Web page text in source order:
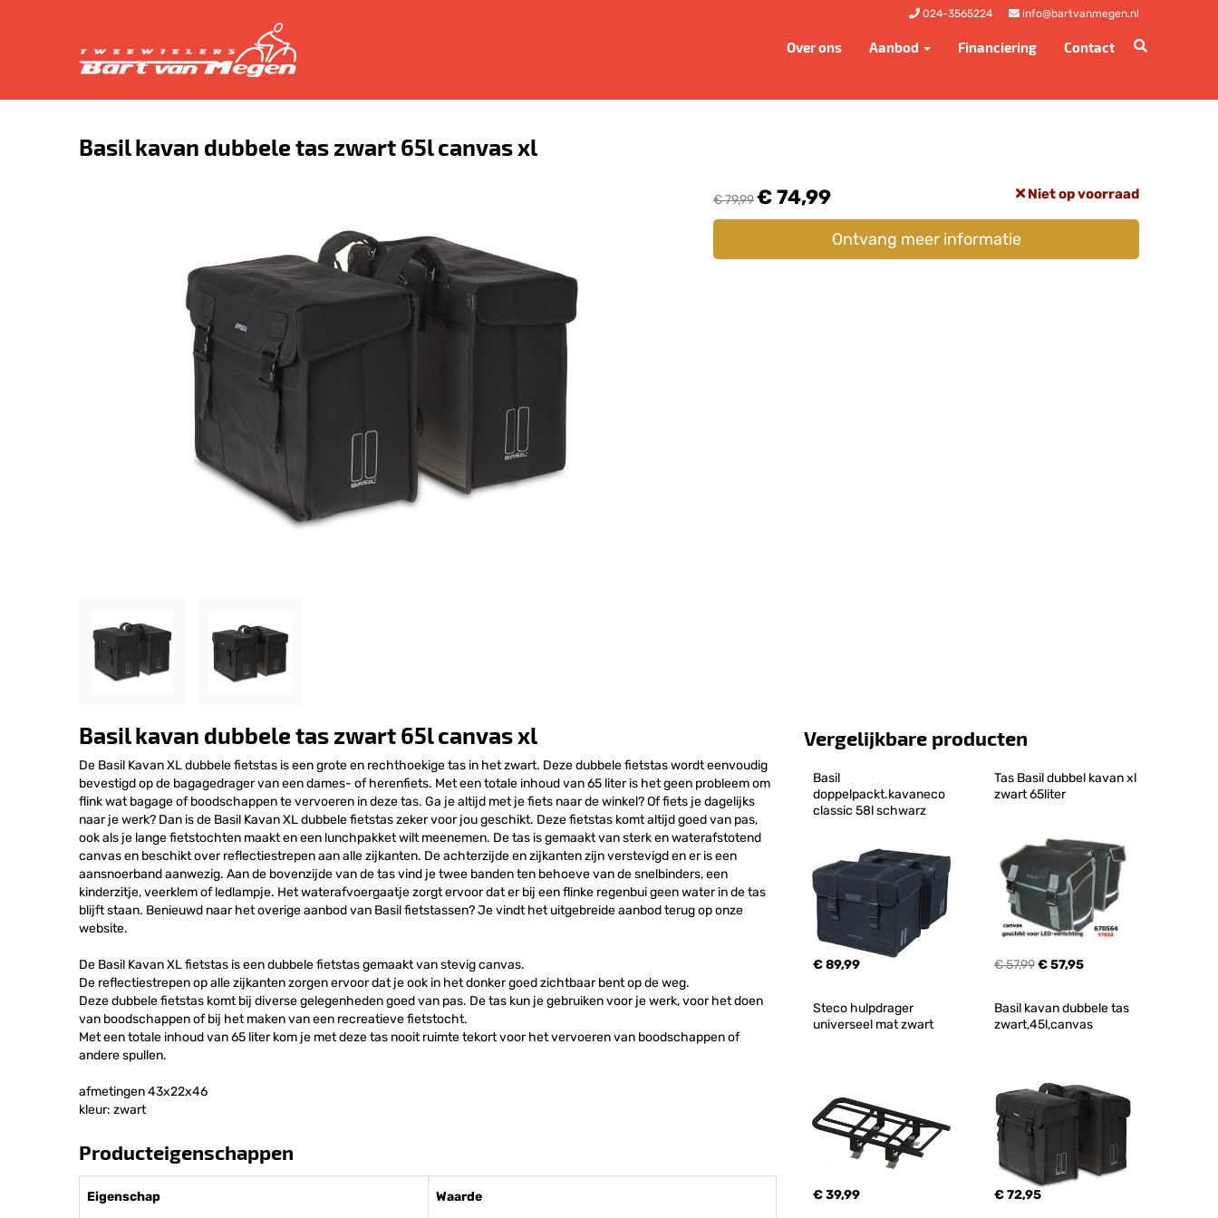
024-3565224 info@bartvanmegen.nl
Over ons Aanbod Financiering Contact
Basil kavan dubbele tas zwart 65l canvas xl
€ 79,99€ 74,99 Niet op voorraad
Ontvang meer informatie
Basil kavan dubbele tas zwart 65l canvas xl
De Basil Kavan XL dubbele fietstas is een grote en rechthoekige tas in het zwart. Deze dubbele fietstas wordt eenvoudig
bevestigd op de bagagedrager van een dames- of herenfiets. Met een totale inhoud van 65 liter is het geen probleem om
flink wat bagage of boodschappen te vervoeren in deze tas. Ga je altijd met je fiets naar de winkel? Of fiets je dagelijks
naar je werk? Dan is de Basil Kavan XL dubbele fietstas zeker voor jou geschikt. Deze fietstas komt altijd goed van pas,
ook als je lange fietstochten maakt en een lunchpakket wilt meenemen. De tas is gemaakt van sterk en waterafstotend
canvas en beschikt over reflectiestrepen aan alle zijkanten. De achterzijde en zijkanten zijn verstevigd en er is een
aansnoerband aanwezig. Aan de bovenzijde van de tas vind je twee banden ten behoeve van de snelbinders, een
kinderzitje, veerklem of ledlampje. Het waterafvoergaatje zorgt ervoor dat er bij een flinke regenbui geen water in de tas
blijft staan. Benieuwd naar het overige aanbod van Basil fietstassen? Je vindt het uitgebreide aanbod terug op onze
website.
De Basil Kavan XL fietstas is een dubbele fietstas gemaakt van stevig canvas.
De reflectiestrepen op alle zijkanten zorgen ervoor dat je ook in het donker goed zichtbaar bent op de weg.
Deze dubbele fietstas komt bij diverse gelegenheden goed van pas. De tas kun je gebruiken voor je werk, voor het doen
van boodschappen of bij het maken van een recreatieve fietstocht.
Met een totale inhoud van 65 liter kom je met deze tas nooit ruimte tekort voor het vervoeren van boodschappen of
andere spullen.
afmetingen 43x22x46
kleur: zwart
Producteigenschappen
Eigenschap Waarde
Vergelijkbare producten
Basil
doppelpackt.kavaneco
classic 58l schwarz
€ 89,99
Tas Basil dubbel kavan xl
zwart 65liter
€ 57,99€ 57,95
Steco hulpdrager
universeel mat zwart
€ 39,99
Basil kavan dubbele tas
zwart,45l,canvas
€ 72,95